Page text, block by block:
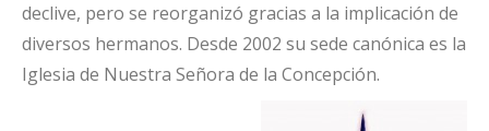
declive, pero se reorganizó gracias a la implicación de
diversos hermanos. Desde 2002 su sede canónica es la
Iglesia de Nuestra Señora de la Concepción.